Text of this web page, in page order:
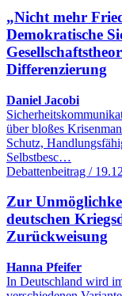
„Nicht mehr
Demokratische
Differenzierung
Daniel Jacobi
über bloßes
Schutz,
Selbstbesc…
Debattenbeitrag /
Zur
deutschen
Zurückweisung
Hanna Pfeifer
In Deutschland wird